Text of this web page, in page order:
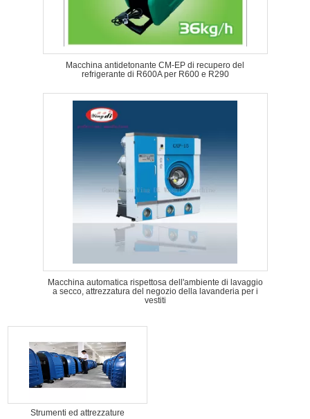
Macchina antidetonante CM-EP di recupero del
refrigerante di R600A per R600 e R290
Macchina automatica rispettosa dell'ambiente di lavaggio
a secco, attrezzatura del negozio della lavanderia per i
vestiti
Strumenti ed attrezzature